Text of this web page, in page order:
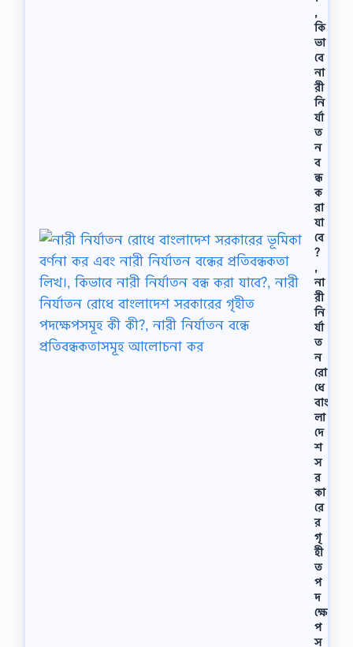
,
কি
ভা
বে
না
রী
নি
র্যা
ত
ন
ব
ন্ধ
ক
রা
যা
বে
?
,
না
রী
নি
র্যা
ত
ন
রো
ধে
বাং
লা
দে
শ
স
র
কা
রে
র
গৃ
হী
ত
প
দ
ক্ষে
প
স